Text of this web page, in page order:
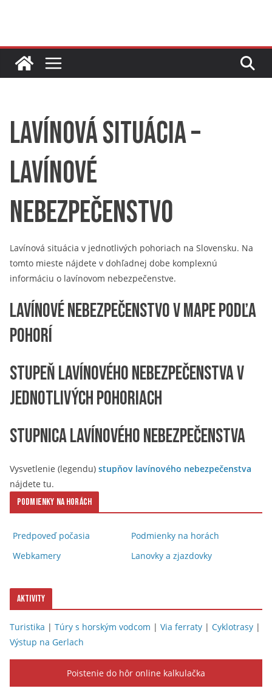
Lavínová situácia –
lavínové
nebezpečenstvo
Lavínová situácia v jednotlivých pohoriach na Slovensku. Na
tomto mieste nájdete v dohľadnej dobe komplexnú
informáciu o lavínovom nebezpečenstve.
Lavínové nebezpečenstvo v mape podľa
pohorí
Stupeň lavínového nebezpečenstva v
jednotlivých pohoriach
Stupnica lavínového nebezpečenstva
Vysvetlenie (legendu) stupňov lavínového nebezpečenstva
nájdete tu.
Podmienky na horách
Predpoveď počasia
Webkamery
Podmienky na horách
Lanovky a zjazdovky
Aktivity
Turistika | Túry s horským vodcom | Via ferraty | Cyklotrasy |
Výstup na Gerlach
Poistenie do hôr online kalkulačka